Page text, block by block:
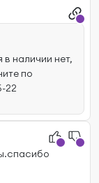
наличии нет,
по
22